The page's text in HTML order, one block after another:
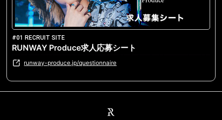
#01 RECRUIT SITE
RUNWAY Produce求人応募シート
runway-produce.jp/questionnaire